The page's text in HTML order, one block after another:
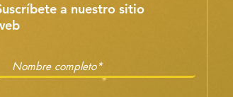
a nuestro sitio